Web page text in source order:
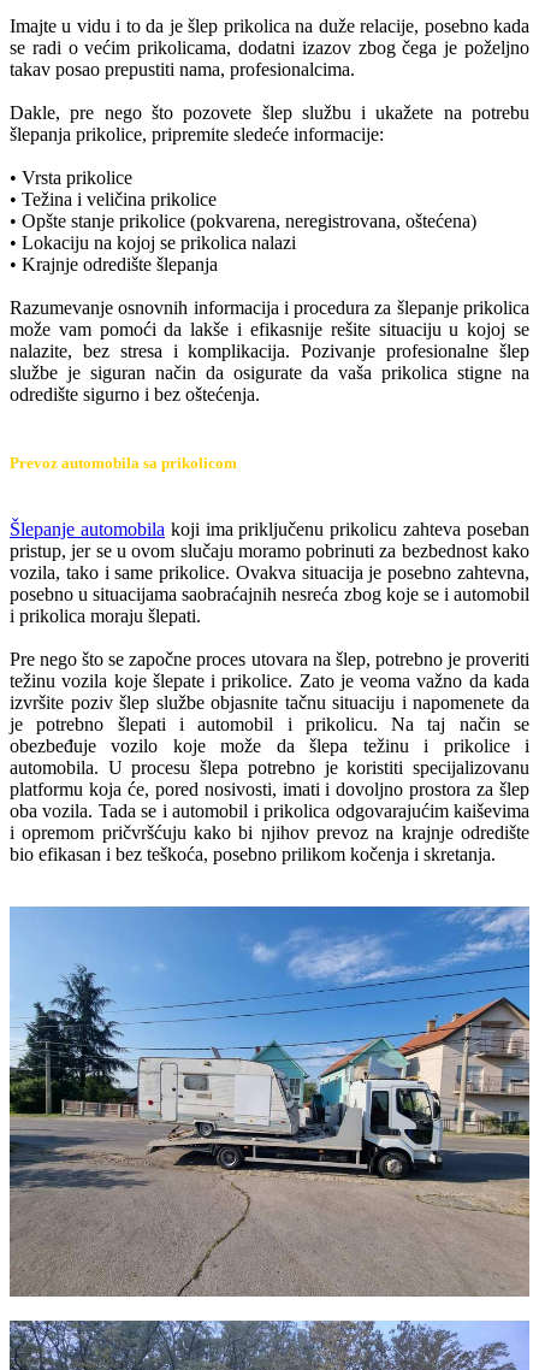
Imajte u vidu i to da je šlep prikolica na duže relacije, posebno kada
se radi o većim prikolicama, dodatni izazov zbog čega je poželjno
takav posao prepustiti nama, profesionalcima.
Dakle, pre nego što pozovete šlep službu i ukažete na potrebu
šlepanja prikolice, pripremite sledeće informacije:
• Vrsta prikolice
• Težina i veličina prikolice
• Opšte stanje prikolice (pokvarena, neregistrovana, oštećena)
• Lokaciju na kojoj se prikolica nalazi
• Krajnje odredište šlepanja
Razumevanje osnovnih informacija i procedura za šlepanje prikolica
može vam pomoći da lakše i efikasnije rešite situaciju u kojoj se
nalazite, bez stresa i komplikacija. Pozivanje profesionalne šlep
službe je siguran način da osigurate da vaša prikolica stigne na
odredište sigurno i bez oštećenja.
Prevoz automobila sa prikolicom
Šlepanje automobila koji ima priključenu prikolicu zahteva poseban
pristup, jer se u ovom slučaju moramo pobrinuti za bezbednost kako
vozila, tako i same prikolice. Ovakva situacija je posebno zahtevna,
posebno u situacijama saobraćajnih nesreća zbog koje se i automobil
i prikolica moraju šlepati.
Pre nego što se započne proces utovara na šlep, potrebno je proveriti
težinu vozila koje šlepate i prikolice. Zato je veoma važno da kada
izvršite poziv šlep službe objasnite tačnu situaciju i napomenete da
je potrebno šlepati i automobil i prikolicu. Na taj način se
obezbeđuje vozilo koje može da šlepa težinu i prikolice i
automobila. U procesu šlepa potrebno je koristiti specijalizovanu
platformu koja će, pored nosivosti, imati i dovoljno prostora za šlep
oba vozila. Tada se i automobil i prikolica odgovarajućim kaiševima
i opremom pričvršćuju kako bi njihov prevoz na krajnje odredište
bio efikasan i bez teškoća, posebno prilikom kočenja i skretanja.